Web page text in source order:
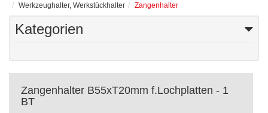
Werkzeughalter, Werkstückhalter
Zangenhalter
Kategorien
Zangenhalter B55xT20mm f.Lochplatten - 1
BT